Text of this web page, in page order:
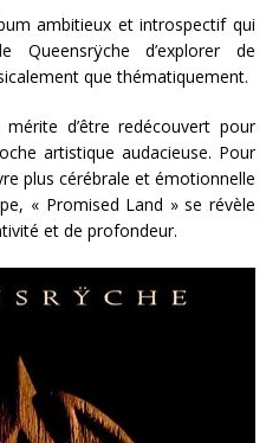
ambitieux et introspectif qui
Queensrÿche d’explorer de
que thématiquement.
d’être redécouvert pour
artistique audacieuse. Pour
plus cérébrale et émotionnelle
« Promised Land » se révèle
et de profondeur.